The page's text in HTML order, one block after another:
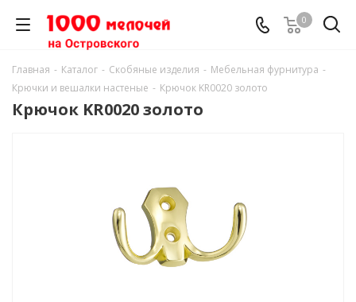
0
Главная - Каталог - Скобяные изделия - Мебельная фурнитура -
Крючки и вешалки настеные - Крючок KR0020 золото
Крючок KR0020 золото